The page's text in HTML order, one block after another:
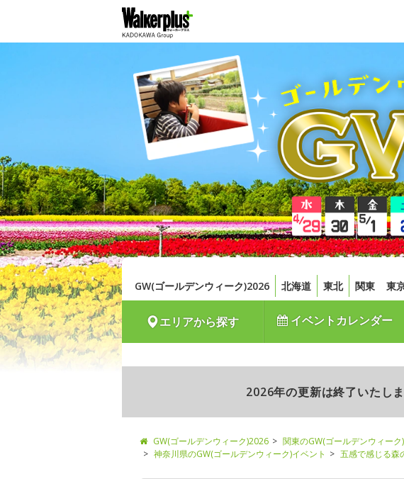
GW(ゴールデンウィーク)2026 北海道 東北 関東 東
エリアから探す イベントカレンダー
2026年の更新は終了いたし
GW(ゴールデンウィーク)2026 関東のGW(ゴールデンウィー
神奈川県のGW(ゴールデンウィーク)イベント
五感で感じる森